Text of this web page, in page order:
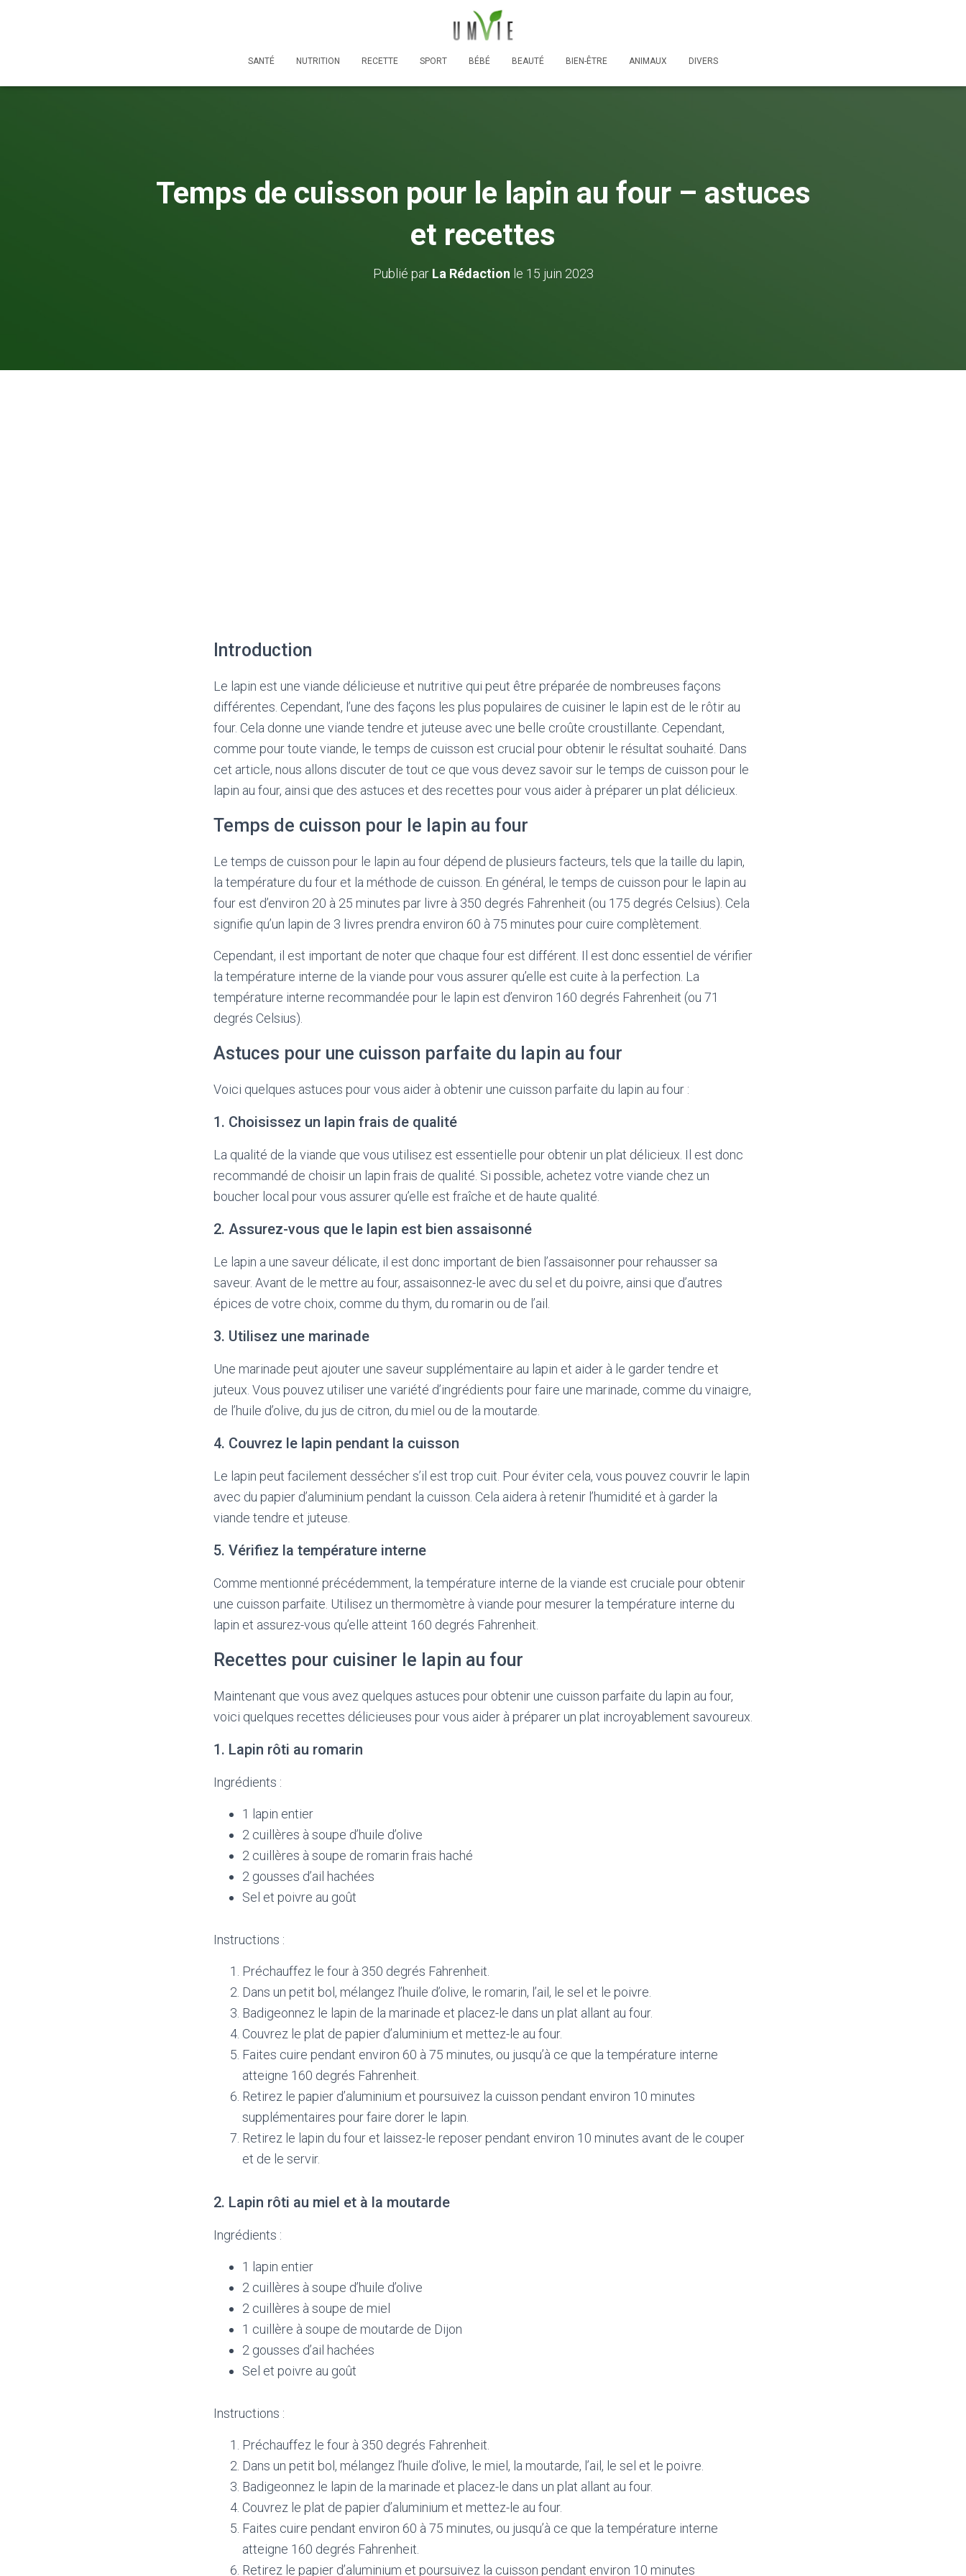
SANTÉ NUTRITION RECETTE SPORT BÉBÉ BEAUTÉ BIEN-ÊTRE ANIMAUX DIVERS
Temps de cuisson pour le lapin au four – astuces
et recettes
Publié par La Rédaction le 15 juin 2023
Introduction
Le lapin est une viande délicieuse et nutritive qui peut être préparée de nombreuses façons
différentes. Cependant, l’une des façons les plus populaires de cuisiner le lapin est de le rôtir au
four. Cela donne une viande tendre et juteuse avec une belle croûte croustillante. Cependant,
comme pour toute viande, le temps de cuisson est crucial pour obtenir le résultat souhaité. Dans
cet article, nous allons discuter de tout ce que vous devez savoir sur le temps de cuisson pour le
lapin au four, ainsi que des astuces et des recettes pour vous aider à préparer un plat délicieux.
Temps de cuisson pour le lapin au four
Le temps de cuisson pour le lapin au four dépend de plusieurs facteurs, tels que la taille du lapin,
la température du four et la méthode de cuisson. En général, le temps de cuisson pour le lapin au
four est d’environ 20 à 25 minutes par livre à 350 degrés Fahrenheit (ou 175 degrés Celsius). Cela
signifie qu’un lapin de 3 livres prendra environ 60 à 75 minutes pour cuire complètement.
Cependant, il est important de noter que chaque four est différent. Il est donc essentiel de vérifier
la température interne de la viande pour vous assurer qu’elle est cuite à la perfection. La
température interne recommandée pour le lapin est d’environ 160 degrés Fahrenheit (ou 71
degrés Celsius).
Astuces pour une cuisson parfaite du lapin au four
Voici quelques astuces pour vous aider à obtenir une cuisson parfaite du lapin au four :
1. Choisissez un lapin frais de qualité
La qualité de la viande que vous utilisez est essentielle pour obtenir un plat délicieux. Il est donc
recommandé de choisir un lapin frais de qualité. Si possible, achetez votre viande chez un
boucher local pour vous assurer qu’elle est fraîche et de haute qualité.
2. Assurez-vous que le lapin est bien assaisonné
Le lapin a une saveur délicate, il est donc important de bien l’assaisonner pour rehausser sa
saveur. Avant de le mettre au four, assaisonnez-le avec du sel et du poivre, ainsi que d’autres
épices de votre choix, comme du thym, du romarin ou de l’ail.
3. Utilisez une marinade
Une marinade peut ajouter une saveur supplémentaire au lapin et aider à le garder tendre et
juteux. Vous pouvez utiliser une variété d’ingrédients pour faire une marinade, comme du vinaigre,
de l’huile d’olive, du jus de citron, du miel ou de la moutarde.
4. Couvrez le lapin pendant la cuisson
Le lapin peut facilement dessécher s’il est trop cuit. Pour éviter cela, vous pouvez couvrir le lapin
avec du papier d’aluminium pendant la cuisson. Cela aidera à retenir l’humidité et à garder la
viande tendre et juteuse.
5. Vérifiez la température interne
Comme mentionné précédemment, la température interne de la viande est cruciale pour obtenir
une cuisson parfaite. Utilisez un thermomètre à viande pour mesurer la température interne du
lapin et assurez-vous qu’elle atteint 160 degrés Fahrenheit.
Recettes pour cuisiner le lapin au four
Maintenant que vous avez quelques astuces pour obtenir une cuisson parfaite du lapin au four,
voici quelques recettes délicieuses pour vous aider à préparer un plat incroyablement savoureux.
1. Lapin rôti au romarin
Ingrédients :
1 lapin entier
2 cuillères à soupe d’huile d’olive
2 cuillères à soupe de romarin frais haché
2 gousses d’ail hachées
Sel et poivre au goût
Instructions :
Préchauffez le four à 350 degrés Fahrenheit.
Dans un petit bol, mélangez l’huile d’olive, le romarin, l’ail, le sel et le poivre.
Badigeonnez le lapin de la marinade et placez-le dans un plat allant au four.
Couvrez le plat de papier d’aluminium et mettez-le au four.
Faites cuire pendant environ 60 à 75 minutes, ou jusqu’à ce que la température interne
atteigne 160 degrés Fahrenheit.
Retirez le papier d’aluminium et poursuivez la cuisson pendant environ 10 minutes
supplémentaires pour faire dorer le lapin.
Retirez le lapin du four et laissez-le reposer pendant environ 10 minutes avant de le couper
et de le servir.
2. Lapin rôti au miel et à la moutarde
Ingrédients :
1 lapin entier
2 cuillères à soupe d’huile d’olive
2 cuillères à soupe de miel
1 cuillère à soupe de moutarde de Dijon
2 gousses d’ail hachées
Sel et poivre au goût
Instructions :
Préchauffez le four à 350 degrés Fahrenheit.
Dans un petit bol, mélangez l’huile d’olive, le miel, la moutarde, l’ail, le sel et le poivre.
Badigeonnez le lapin de la marinade et placez-le dans un plat allant au four.
Couvrez le plat de papier d’aluminium et mettez-le au four.
Faites cuire pendant environ 60 à 75 minutes, ou jusqu’à ce que la température interne
atteigne 160 degrés Fahrenheit.
Retirez le papier d’aluminium et poursuivez la cuisson pendant environ 10 minutes